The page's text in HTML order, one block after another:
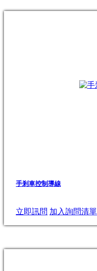
手剎車控制導線
立即訊問 加入詢問清單